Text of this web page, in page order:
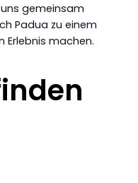
gemeinsam
Padua zu einem
Erlebnis machen.